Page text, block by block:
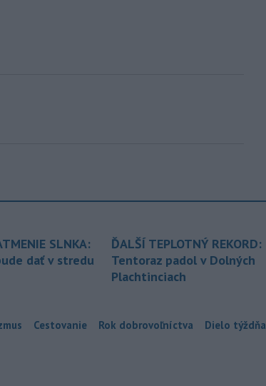
SLNKA:
dať v stredu
ĎALŠÍ TEPLOTNÝ REKORD:
Tentoraz padol v Dolných
Plachtinciach
Cestovanie Rok dobrovoľníctva Dielo týždňa